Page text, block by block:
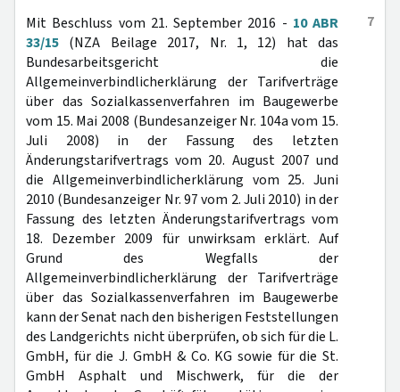
7
Mit Beschluss vom 21. September 2016 - 10 ABR
33/15 (NZA Beilage 2017, Nr. 1, 12) hat das
Bundesarbeitsgericht die
Allgemeinverbindlicherklärung der Tarifverträge
über das Sozialkassenverfahren im Baugewerbe
vom 15. Mai 2008 (Bundesanzeiger Nr. 104a vom 15.
Juli 2008) in der Fassung des letzten
Änderungstarifvertrags vom 20. August 2007 und
die Allgemeinverbindlicherklärung vom 25. Juni
2010 (Bundesanzeiger Nr. 97 vom 2. Juli 2010) in der
Fassung des letzten Änderungstarifvertrags vom
18. Dezember 2009 für unwirksam erklärt. Auf
Grund des Wegfalls der
Allgemeinverbindlicherklärung der Tarifverträge
über das Sozialkassenverfahren im Baugewerbe
kann der Senat nach den bisherigen Feststellungen
des Landgerichts nicht überprüfen, ob sich für die L.
GmbH, für die J. GmbH & Co. KG sowie für die St.
GmbH Asphalt und Mischwerk, für die der